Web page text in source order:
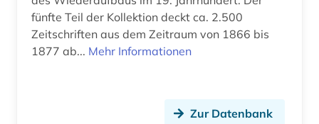
finanzpolitik (1)
fotografie (1)
Niedersachsen (1)
Nordrhein-Westfalen (2)
fünfte Teil der Kollektion deckt ca. 2.500
Zeitschriften aus dem Zeitraum von 1866 bis
1877 ab... Mehr Informationen
Zur Datenbank